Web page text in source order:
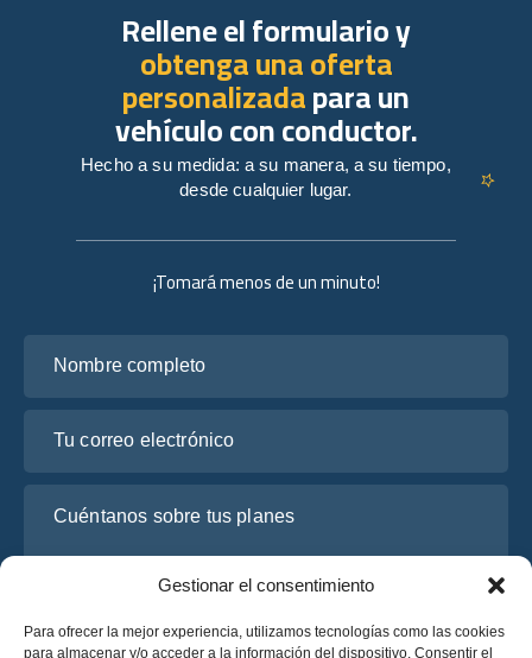
Gestionar el consentimiento
Para ofrecer la mejor experiencia, utilizamos tecnologías como las cookies
para almacenar y/o acceder a la información del dispositivo. Consentir el
¡Tomará menos de un minuto!
Rellene el formulario y
obtenga una oferta
personalizadapara un
vehículo con conductor.
Hecho a su medida: a su manera, a su tiempo,
desde cualquier lugar.